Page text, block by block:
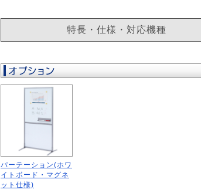
特長・仕様・対応機種
パーテーション(ホワ
イトボード・マグネ
ット仕様)